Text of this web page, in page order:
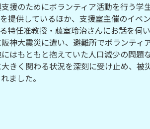
援のためにボランティア活動を行う
提供しているほか、支援室主催のイ
特任准教授・藤室玲治さんにお話を伺い
神大震災に遭い、避難所でボランテ
はもともと抱えていた人口減少の問
きく関わる状況を深刻に受け止め、
ました。